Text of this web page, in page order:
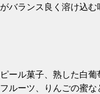
バランス良く溶け込
ール菓子、熟した白
ルーツ、りんごの蜜